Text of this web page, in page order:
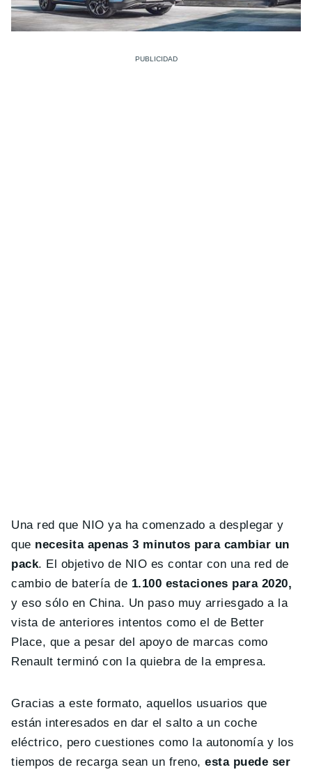
Una red que NIO ya ha comenzado a desplegar y
que necesita apenas 3 minutos para cambiar un
pack. El objetivo de NIO es contar con una red de
cambio de batería de 1.100 estaciones para 2020,
y eso sólo en China. Un paso muy arriesgado a la
vista de anteriores intentos como el de Better
Place, que a pesar del apoyo de marcas como
Renault terminó con la quiebra de la empresa.
Gracias a este formato, aquellos usuarios que
están interesados en dar el salto a un coche
eléctrico, pero cuestiones como la autonomía y los
tiempos de recarga sean un freno, esta puede ser